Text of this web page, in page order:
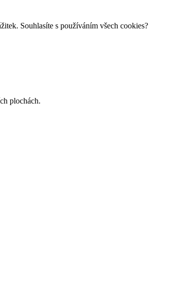
Souhlasíte s používáním všech cookies?
plochách.